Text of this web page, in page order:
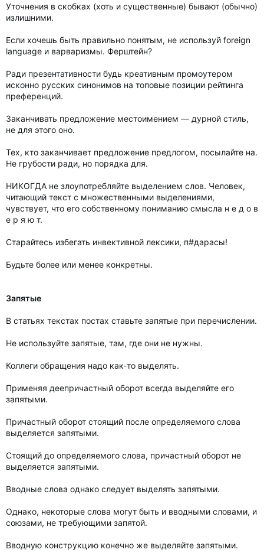
Уточнения в скобках (хоть и существенные) бывают (обычно)
излишними.
Если хочешь быть правильно понятым, не используй foreign
language и варваризмы. Ферштейн?
Ради презентативности будь креативным промоутером
исконно русских синонимов на топовые позиции рейтинга
преференций.
Заканчивать предложение местоимением — дурной стиль,
не для этого оно.
Тех, кто заканчивает предложение предлогом, посылайте на.
Не грубости ради, но порядка для.
НИКОГДА не злоупотребляйте выделением слов. Человек,
читающий текст с множественными выделениями,
чувствует, что его собственному пониманию смысла н е д о в
е р я ю т.
Старайтесь избегать инвективной лексики, п#дарасы!
Будьте более или менее конкретны.
Запятые
В статьях текстах постах ставьте запятые при перечислении.
Не используйте запятые, там, где они не нужны.
Коллеги обращения надо как-то выделять.
Применяя деепричастный оборот всегда выделяйте его
запятыми.
Причастный оборот стоящий после определяемого слова
выделяется запятыми.
Стоящий до определяемого слова, причастный оборот не
выделяется запятыми.
Вводные слова однако следует выделять запятыми.
Однако, некоторые слова могут быть и вводными словами, и
союзами, не требующими запятой.
Вводную конструкцию конечно же выделяйте запятыми.